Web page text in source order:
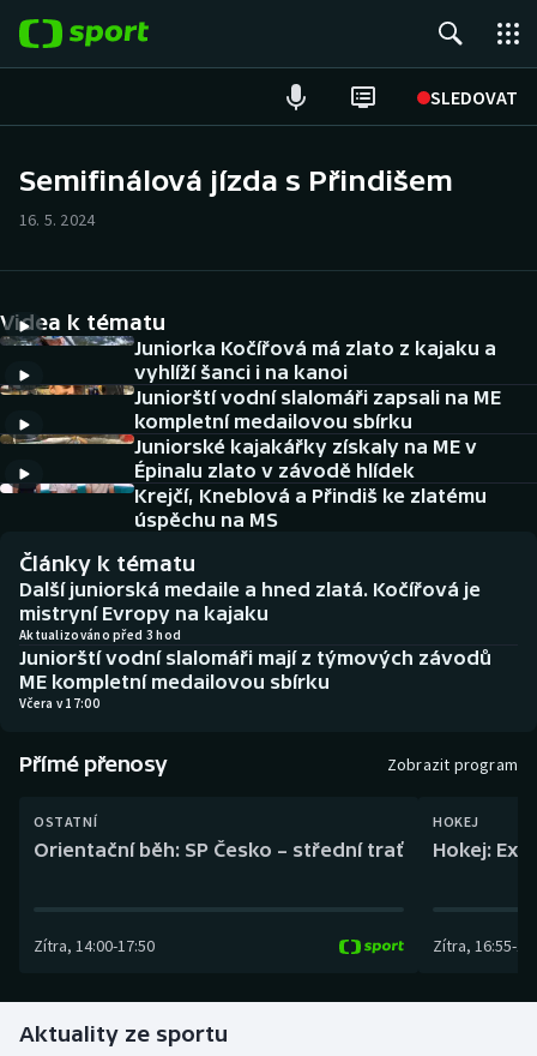
SLEDOVAT
Hokej
Tenis
Atletika
Cyklistika
DALŠÍ SPORTY
Americký fotbal
Baseball a softbal
Basketbal
Biatlon
Curling
Florbal
NEPŘEHLÉDNĚTE
Soutěže
Historické návraty
Aplikace ČT sport
Semifinálová jízda s Přindišem
16. 5. 2024
Videa k tématu
Juniorka Kočířová má zlato z kajaku a
vyhlíží šanci i na kanoi
Juniorští vodní slalomáři zapsali na ME
kompletní medailovou sbírku
Juniorské kajakářky získaly na ME v
Épinalu zlato v závodě hlídek
Krejčí, Kneblová a Přindiš ke zlatému
úspěchu na MS
Články k tématu
Další juniorská medaile a hned zlatá. Kočířová je
mistryní Evropy na kajaku
Aktualizováno před 3 hod
Juniorští vodní slalomáři mají z týmových závodů
ME kompletní medailovou sbírku
Včera v 17:00
Přímé přenosy Zobrazit program
OSTATNÍ
Orientační běh: SP Česko – střední trať
Zítra, 14:00-17:50
HOKEJ
Hokej:
Zítra, 16:55-
Aktuality ze sportu